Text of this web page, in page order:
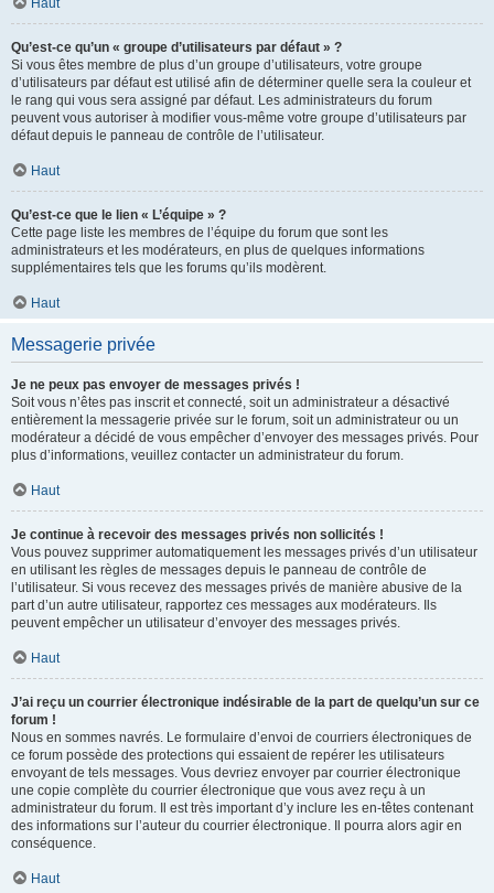
Haut
Qu’est-ce qu’un « groupe d’utilisateurs par défaut » ?
Si vous êtes membre de plus d’un groupe d’utilisateurs, votre groupe
d’utilisateurs par défaut est utilisé afin de déterminer quelle sera la couleur et
le rang qui vous sera assigné par défaut. Les administrateurs du forum
peuvent vous autoriser à modifier vous-même votre groupe d’utilisateurs par
défaut depuis le panneau de contrôle de l’utilisateur.
Haut
Qu’est-ce que le lien « L’équipe » ?
Cette page liste les membres de l’équipe du forum que sont les
administrateurs et les modérateurs, en plus de quelques informations
supplémentaires tels que les forums qu’ils modèrent.
Haut
Messagerie privée
Je ne peux pas envoyer de messages privés !
Soit vous n’êtes pas inscrit et connecté, soit un administrateur a désactivé
entièrement la messagerie privée sur le forum, soit un administrateur ou un
modérateur a décidé de vous empêcher d’envoyer des messages privés. Pour
plus d’informations, veuillez contacter un administrateur du forum.
Haut
Je continue à recevoir des messages privés non sollicités !
Vous pouvez supprimer automatiquement les messages privés d’un utilisateur
en utilisant les règles de messages depuis le panneau de contrôle de
l’utilisateur. Si vous recevez des messages privés de manière abusive de la
part d’un autre utilisateur, rapportez ces messages aux modérateurs. Ils
peuvent empêcher un utilisateur d’envoyer des messages privés.
Haut
J’ai reçu un courrier électronique indésirable de la part de quelqu’un sur ce
forum !
Nous en sommes navrés. Le formulaire d’envoi de courriers électroniques de
ce forum possède des protections qui essaient de repérer les utilisateurs
envoyant de tels messages. Vous devriez envoyer par courrier électronique
une copie complète du courrier électronique que vous avez reçu à un
administrateur du forum. Il est très important d’y inclure les en-têtes contenant
des informations sur l’auteur du courrier électronique. Il pourra alors agir en
conséquence.
Haut